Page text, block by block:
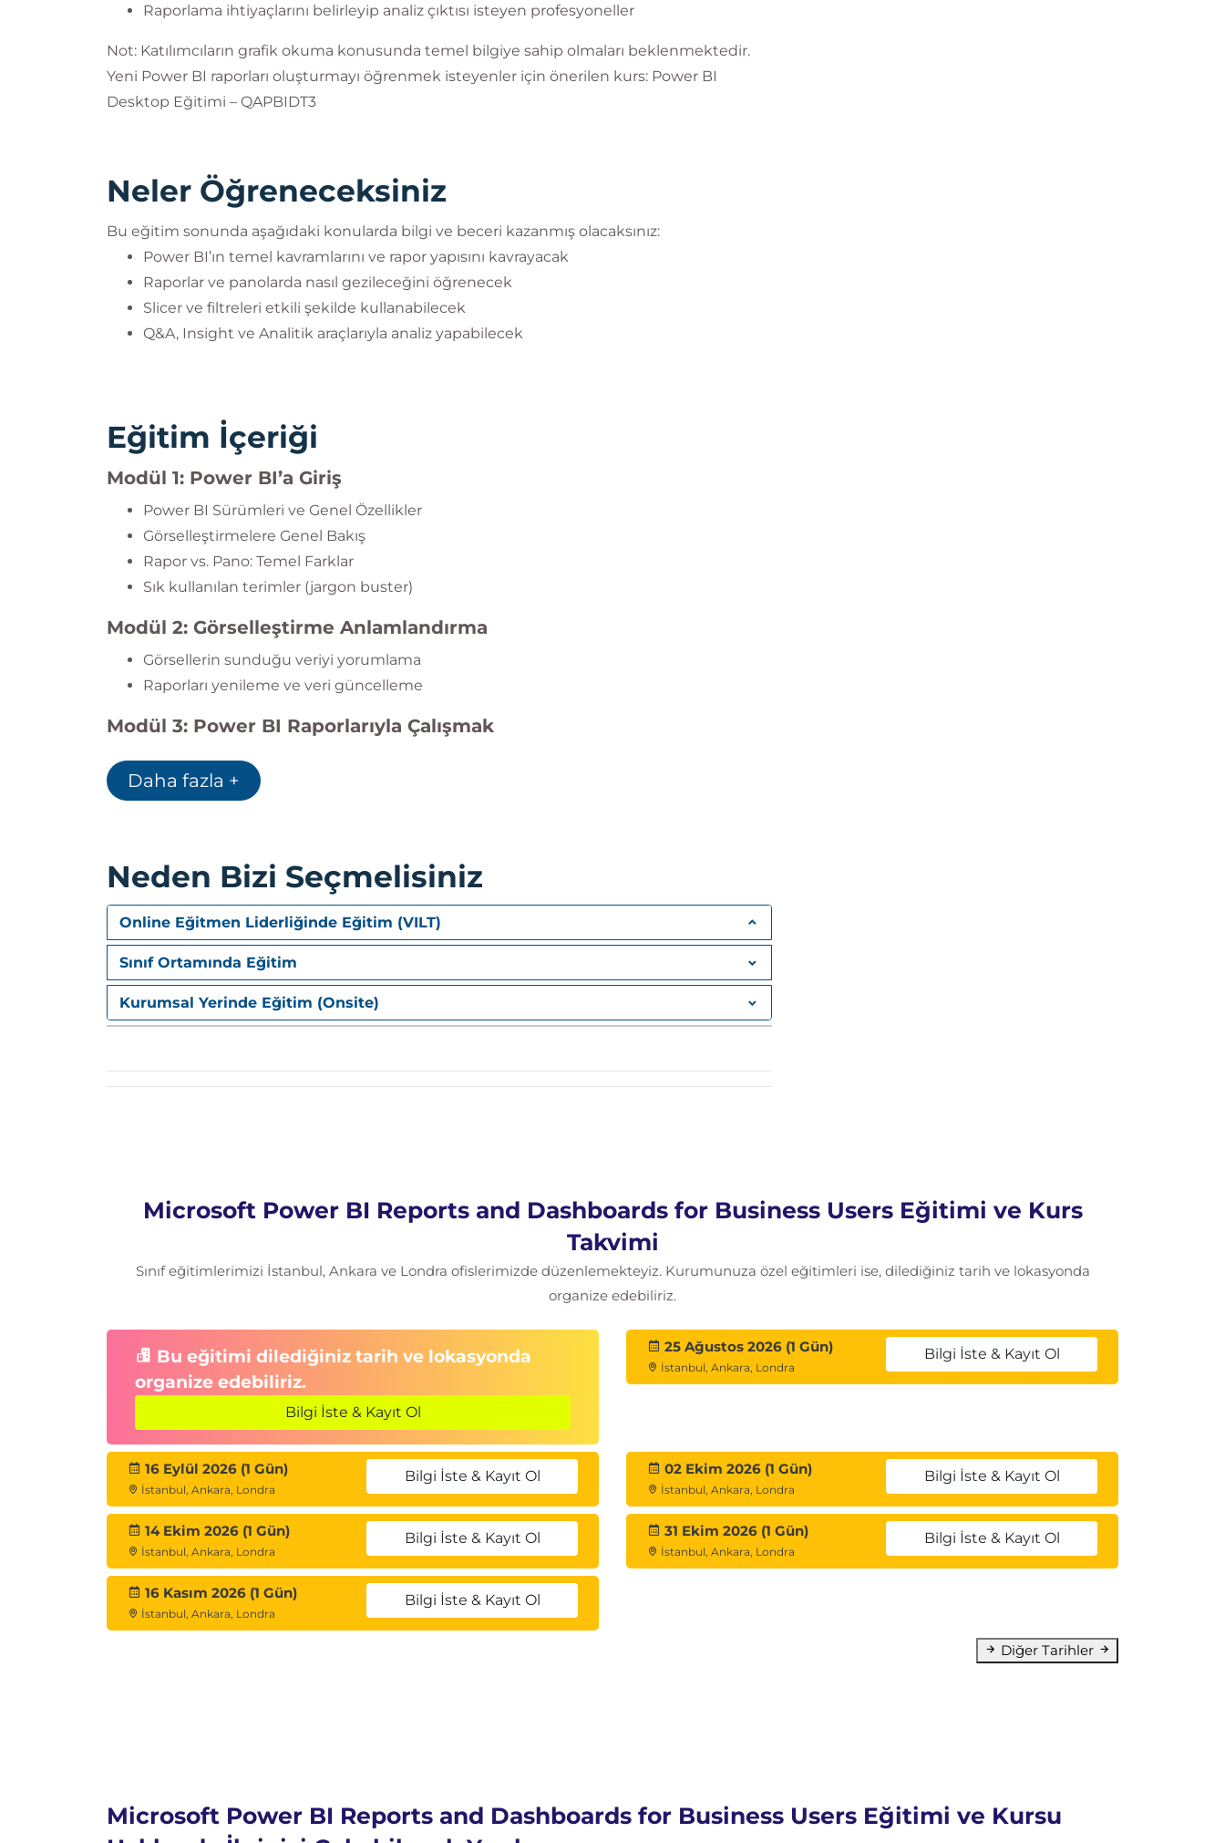
Raporlama ihtiyaçlarını belirleyip analiz çıktısı isteyen profesyoneller
Not: Katılımcıların grafik okuma konusunda temel bilgiye sahip olmaları beklenmektedir.
Yeni Power BI raporları oluşturmayı öğrenmek isteyenler için önerilen kurs: Power BI
Desktop Eğitimi – QAPBIDT3
Neler Öğreneceksiniz
Bu eğitim sonunda aşağıdaki konularda bilgi ve beceri kazanmış olacaksınız:
Power BI’ın temel kavramlarını ve rapor yapısını kavrayacak
Raporlar ve panolarda nasıl gezileceğini öğrenecek
Slicer ve filtreleri etkili şekilde kullanabilecek
Q&A, Insight ve Analitik araçlarıyla analiz yapabilecek
Eğitim İçeriği
Modül 1: Power BI’a Giriş
Power BI Sürümleri ve Genel Özellikler
Görselleştirmelere Genel Bakış
Rapor vs. Pano: Temel Farklar
Sık kullanılan terimler (jargon buster)
Modül 2: Görselleştirme Anlamlandırma
Görsellerin sunduğu veriyi yorumlama
Raporları yenileme ve veri güncelleme
Modül 3: Power BI Raporlarıyla Çalışmak
Filtreleme, sıralama ve slicer kullanımı
"Veriyi Gör" ve "Kayıtları Gör" özellikleri
Analiz çizgileri ve hızlı formatlama
Artış/Azalışlar için Insight kullanımı
Hesaplama türlerini değiştirme
Modül 4: Power BI Panoları ile Çalışmak
Pano nedir, nasıl çalışır?
Raporlardan farkı nedir?
Daha fazla +
Neden Bizi Seçmelisiniz
Online Eğitmen Liderliğinde Eğitim (VILT)
Sınıf Ortamında Eğitim
Kurumsal Yerinde Eğitim (Onsite)
Microsoft Power BI Reports and Dashboards for Business Users Eğitimi ve Kurs
Takvimi
Sınıf eğitimlerimizi İstanbul, Ankara ve Londra ofislerimizde düzenlemekteyiz. Kurumunuza özel eğitimleri ise, dilediğiniz tarih ve lokasyonda
organize edebiliriz.
Bu eğitimi dilediğiniz tarih ve lokasyonda
organize edebiliriz.
Bilgi İste & Kayıt Ol
25 Ağustos 2026 (1 Gün)
İstanbul, Ankara, Londra
Bilgi İste & Kayıt Ol
16 Eylül 2026 (1 Gün)
İstanbul, Ankara, Londra
Bilgi İste & Kayıt Ol 02 Ekim 2026 (1 Gün)
İstanbul, Ankara, Londra
Bilgi İste & Kayıt Ol
14 Ekim 2026 (1 Gün)
İstanbul, Ankara, Londra
Bilgi İste & Kayıt Ol 31 Ekim 2026 (1 Gün)
İstanbul, Ankara, Londra
Bilgi İste & Kayıt Ol
16 Kasım 2026 (1 Gün)
İstanbul, Ankara, Londra
Bilgi İste & Kayıt Ol
Diğer Tarihler
Microsoft Power BI Reports and Dashboards for Business Users Eğitimi ve Kursu